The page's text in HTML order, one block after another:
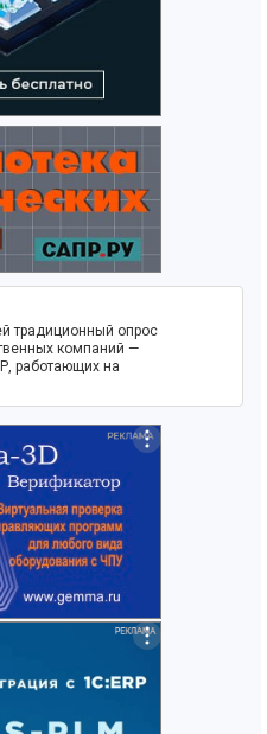
традиционный опрос
компаний —
работающих на